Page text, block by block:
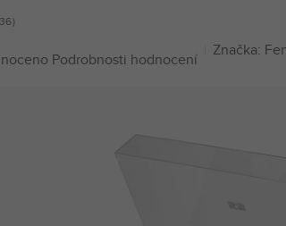
Podrobnosti hodnocení
Značka: